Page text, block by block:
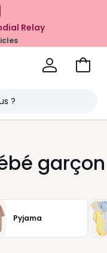
Relay
Voir
garçon
Pyjama